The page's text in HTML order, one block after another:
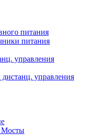
питания
питания
управления
управления
Мосты